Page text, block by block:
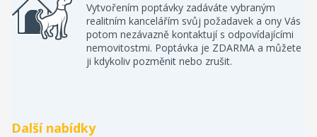
Vytvořením poptávky zadáváte vybraným
realitním kancelářím svůj požadavek a ony Vás
potom nezávazně kontaktují s odpovídajícími
nemovitostmi. Poptávka je ZDARMA a můžete
ji kdykoliv pozměnit nebo zrušit.
Další nabídky